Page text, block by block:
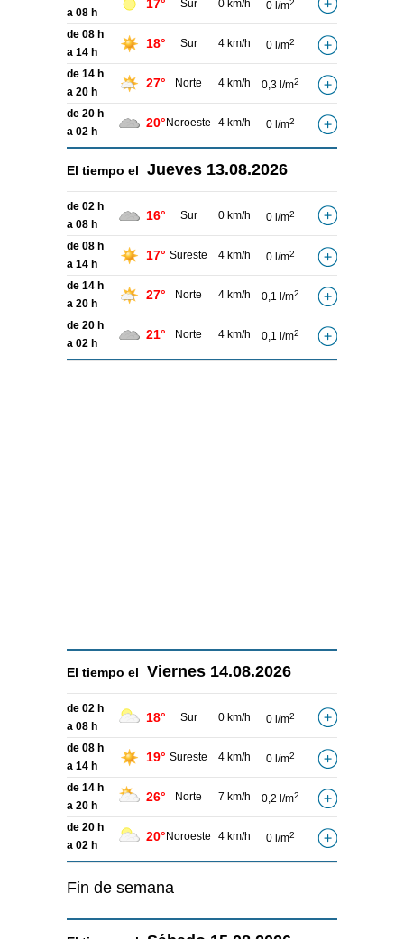
a 08 h
17° Sur 0 km/h 0 l/m2
de 08 h
a 14 h
18° Sur 4 km/h 0 l/m2
de 14 h
a 20 h
27° Norte 4 km/h 0,3 l/m2
de 20 h
a 02 h
20° Noroeste 4 km/h 0 l/m2
El tiempo el Jueves 13.08.2026
de 02 h
a 08 h
16° Sur 0 km/h 0 l/m2
de 08 h
a 14 h
17° Sureste 4 km/h 0 l/m2
de 14 h
a 20 h
27° Norte 4 km/h 0,1 l/m2
de 20 h
a 02 h
21° Norte 4 km/h 0,1 l/m2
El tiempo el Viernes 14.08.2026
de 02 h
a 08 h
18° Sur 0 km/h 0 l/m2
de 08 h
a 14 h
19° Sureste 4 km/h 0 l/m2
de 14 h
a 20 h
26° Norte 7 km/h 0,2 l/m2
de 20 h
a 02 h
20° Noroeste 4 km/h 0 l/m2
Fin de semana